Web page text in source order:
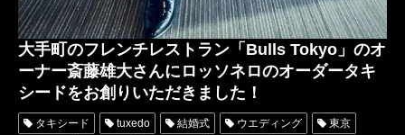
大手町のフレンチレストラン「Bulls Tokyo」のオ
ーナー斎藤雄大さんにロッソネロのオーダータキ
シードをお創りいただきました！
タキシード tuxedo 結婚式 ウエディング 東京